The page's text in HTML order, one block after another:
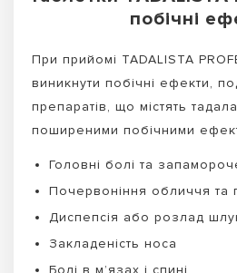
побічні
При прийомі TADALISTA
виникнути побічні ефекти,
препаратів, що містять
поширеними побічними
Головні болі та
Почервоніння обличчя та
Диспепсія або розлад
Закладеність носа
Болі в м’язах і спині